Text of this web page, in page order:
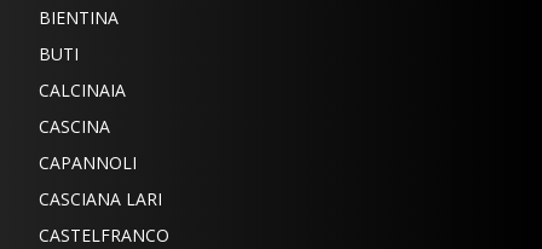
BIENTINA
BUTI
CALCINAIA
CASCINA
CAPANNOLI
CASCIANA LARI
CASTELFRANCO